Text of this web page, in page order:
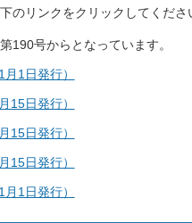
のリンクをクリックしてくださ
190号からとなっています。
1日発行）
15日発行）
15日発行）
15日発行）
1日発行）